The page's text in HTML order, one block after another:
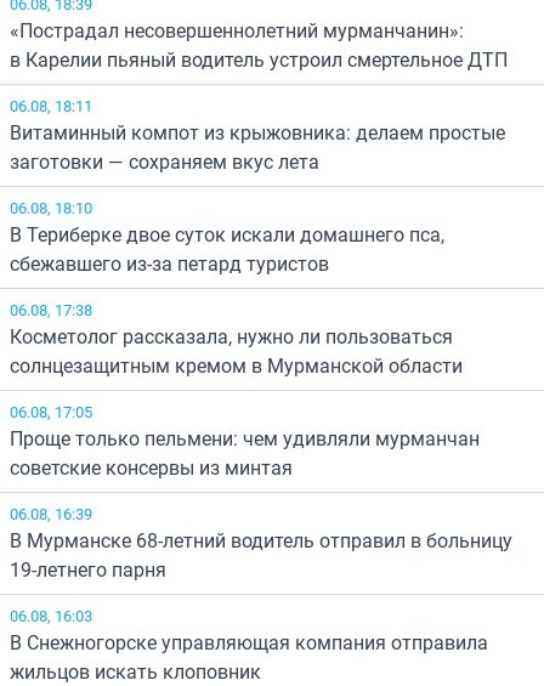
«Пострадал несовершеннолетний мурманчанин»:
в Карелии пьяный водитель устроил смертельное ДТП
06.08, 18:11
Витаминный компот из крыжовника: делаем простые
заготовки — сохраняем вкус лета
06.08, 18:10
В Териберке двое суток искали домашнего пса,
сбежавшего из-за петард туристов
06.08, 17:38
Косметолог рассказала, нужно ли пользоваться
солнцезащитным кремом в Мурманской области
06.08, 17:05
Проще только пельмени: чем удивляли мурманчан
советские консервы из минтая
06.08, 16:39
В Мурманске 68-летний водитель отправил в больницу
19-летнего парня
06.08, 16:03
В Снежногорске управляющая компания отправила
жильцов искать клоповник